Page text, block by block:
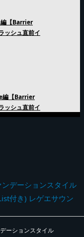
編【Barrier
ッシュ直前イ
編【Barrier
ッシュ直前イ
デーションスタイル
付き) レゲエサウン
ーションスタイル